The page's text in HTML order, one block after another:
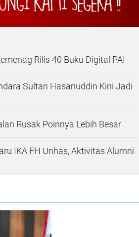
Rilis 40 Buku Digital PAI
Sultan Hasanuddin Kini Jadi
Rusak Poinnya Lebih Besar
IKA FH Unhas, Aktivitas Alumni